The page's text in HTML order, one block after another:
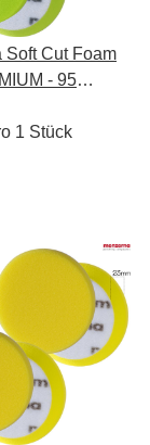
Soft Cut Foam
- 95
1 Stück